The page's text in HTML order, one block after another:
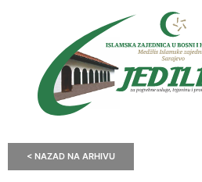
< NAZAD NA ARHIVU